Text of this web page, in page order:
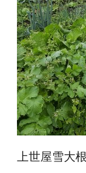
上世屋雪大